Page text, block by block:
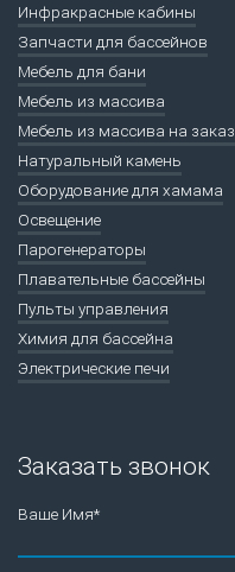
Инфракрасные кабины
Запчасти для бассейнов
Мебель для бани
Мебель из массива
Мебель из массива на заказ
Натуральный камень
Оборудование для хамама
Освещение
Парогенераторы
Плавательные бассейны
Пульты управления
Химия для бассейна
Электрические печи
Заказать звонок
Ваше Имя*